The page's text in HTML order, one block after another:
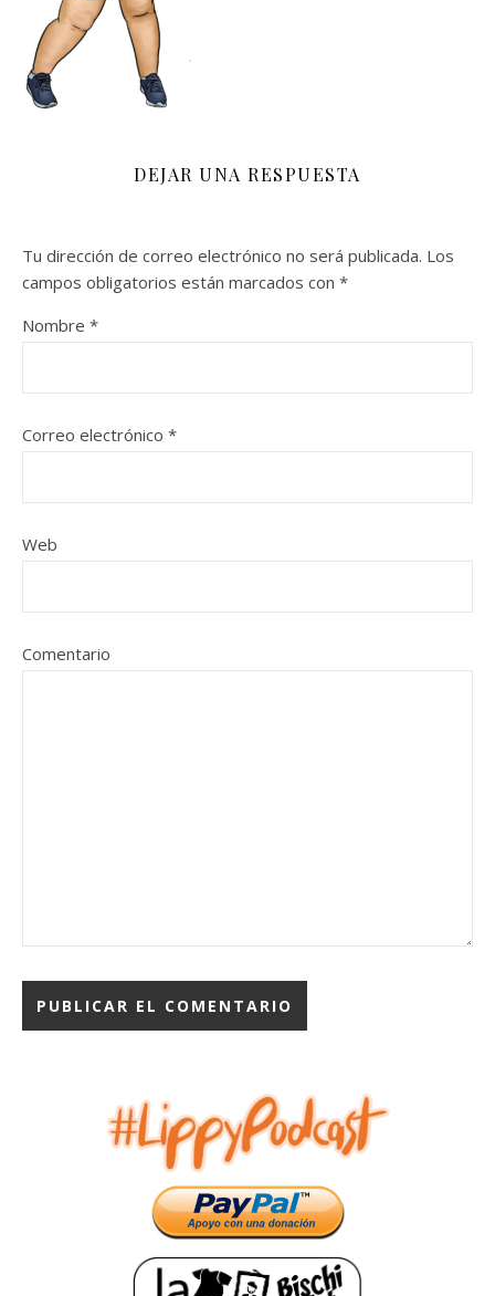
DEJAR UNA RESPUESTA
Tu dirección de correo electrónico no será publicada. Los
campos obligatorios están marcados con *
Nombre *
Correo electrónico *
Web
Comentario